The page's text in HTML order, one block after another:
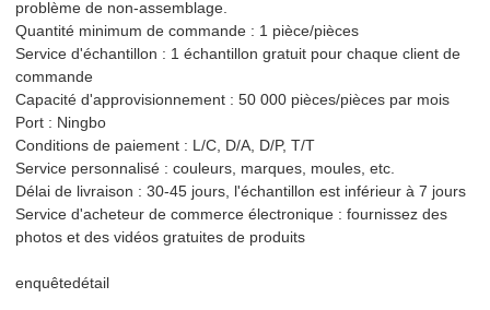
problème de non-assemblage.
Quantité minimum de commande : 1 pièce/pièces
Service d'échantillon : 1 échantillon gratuit pour chaque client de
commande
Capacité d'approvisionnement : 50 000 pièces/pièces par mois
Port : Ningbo
Conditions de paiement : L/C, D/A, D/P, T/T
Service personnalisé : couleurs, marques, moules, etc.
Délai de livraison : 30-45 jours, l'échantillon est inférieur à 7 jours
Service d'acheteur de commerce électronique : fournissez des
photos et des vidéos gratuites de produits
enquêtedétail